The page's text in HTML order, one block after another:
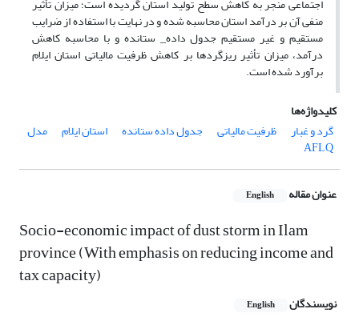
اجتماعی منجر به کاهش سطح تولید استان گردیده است؛ میزان تأثیر
منفی آن بر درآمد استان محاسبه شده و در نهایت با استفاده از ضرایب
مستقیم و غیر مستقیم جدول داده_ ستانده و با محاسبه کاهش
درآمد، میزان تأثیر ریزگردها بر کاهش ظرفیت مالیاتی استان ایلام
برآورد شده است.
کلیدواژه‌ها
گرد و غبار
ظرفیت مالیاتی جدول داده ستانده استان ایلام مدل
AFLQ
عنوان مقاله English
Socio-economic impact of dust storm in Ilam
province (With emphasis on reducing income and
tax capacity)
نویسندگان English